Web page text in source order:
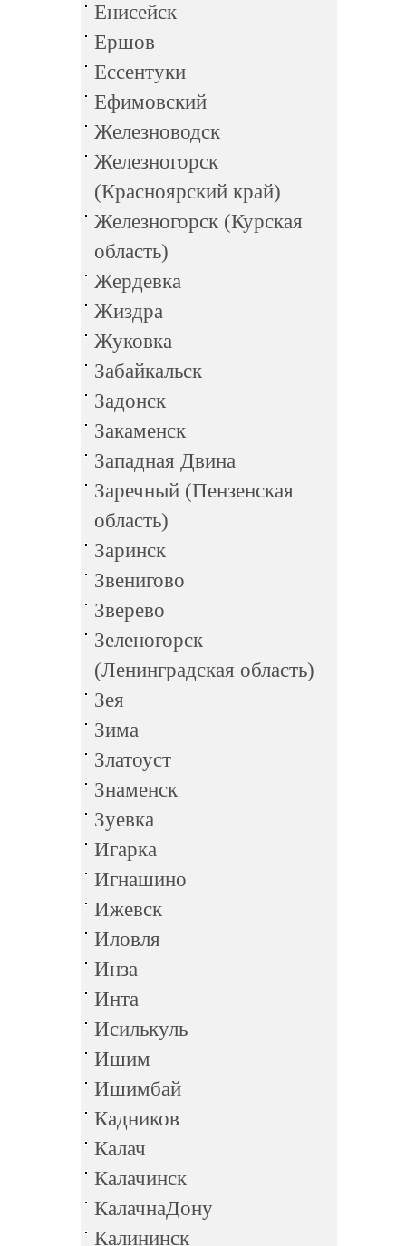
Енисейск
Ершов
Ессентуки
Ефимовский
Железноводск
Железногорск
(Красноярский край)
Железногорск (Курская
область)
Жердевка
Жиздра
Жуковка
Забайкальск
Задонск
Закаменск
Западная Двина
Заречный (Пензенская
область)
Заринск
Звенигово
Зверево
Зеленогорск
(Ленинградская область)
Зея
Зима
Златоуст
Знаменск
Зуевка
Игарка
Игнашино
Ижевск
Иловля
Инза
Инта
Исилькуль
Ишим
Ишимбай
Кадников
Калач
Калачинск
КалачнаДону
Калининск